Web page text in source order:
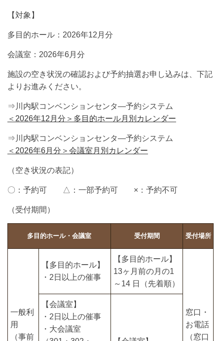
【対象】
多目的ホール：2026年12月分
会議室：2026年6月分
施設の空き状況の確認および予約抽選お申し込みは、下記
よりお進みください。
⇒川内駅コンベンションセンタ―予約システム
＜2026年12月分＞多目的ホール月別カレンダー
⇒川内駅コンベンションセンタ―予約システム
＜2026年6月分＞会議室月別カレンダー
（空き状況の表記）
〇：予約可 △：一部予約可 ×：予約不可
（受付期間）
多目的ホール・会議室 受付期間 受付場所
一般利
用
（事前
【多目的ホール】
・2日以上の催事
【多目的ホール】
13ヶ月前の月の1
～14 日（先着順）
窓口・
お電話
（窓口
【会議室】
・2日以上の催事
・大会議室